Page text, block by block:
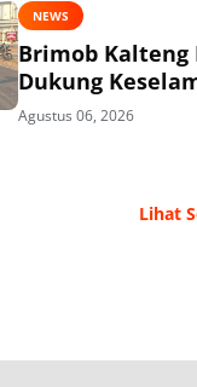
NEWS
Brimob Kalteng
Dukung
Agustus 06, 2026
Lihat